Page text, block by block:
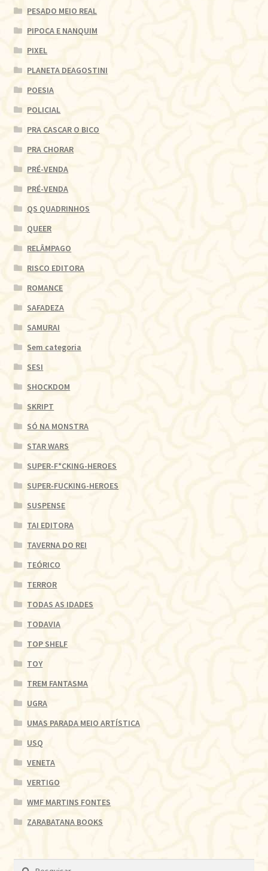
PESADO MEIO REAL
PIPOCA E NANQUIM
PIXEL
PLANETA DEAGOSTINI
POESIA
POLICIAL
PRA CASCAR O BICO
PRA CHORAR
PRÉ-VENDA
PRÉ-VENDA
QS QUADRINHOS
QUEER
RELÂMPAGO
RISCO EDITORA
ROMANCE
SAFADEZA
SAMURAI
Sem categoria
SESI
SHOCKDOM
SKRIPT
SÓ NA MONSTRA
STAR WARS
SUPER-F*CKING-HEROES
SUPER-FUCKING-HEROES
SUSPENSE
TAI EDITORA
TAVERNA DO REI
TEÓRICO
TERROR
TODAS AS IDADES
TODAVIA
TOP SHELF
TOY
TREM FANTASMA
UGRA
UMAS PARADA MEIO ARTÍSTICA
USQ
VENETA
VERTIGO
WMF MARTINS FONTES
ZARABATANA BOOKS
Pesquisar